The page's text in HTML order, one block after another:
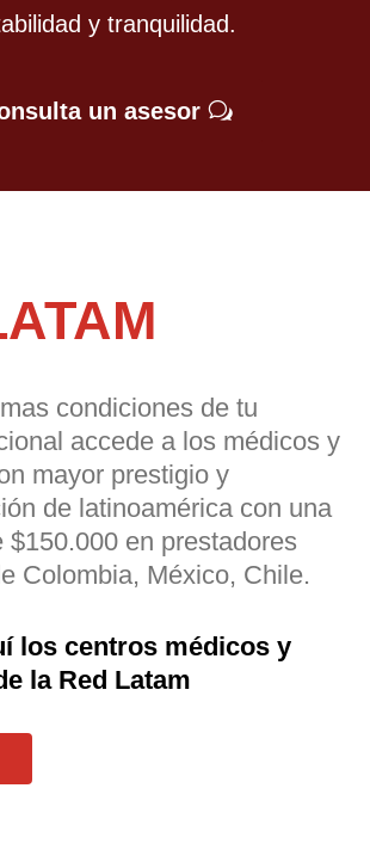
y tranquilidad.
un asesor
condiciones de tu
accede a los médicos y
mayor prestigio y
de latinoamérica con una
$150.000 en prestadores
Colombia, México, Chile.
los centros médicos y
la Red Latam